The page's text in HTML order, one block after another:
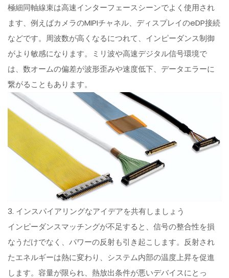
極細同軸線束は高速インターフェースシーンでよく使用され
ます、例えばカメラのMIPIチャネル、ディスプレイのeDP接続
などです。周波数が高くなるにつれて、インピーダンス制御
がより敏感になります。ミリ波や高速デジタル信号環境で
は、数オームの偏差が波形歪みや速度低下、データエラーに
繋がることもあります。
3. インスパイアリングなアイデアを共有しましょう
インピーダンスマッチングが不足すると、信号の整合性を損
なうだけでなく、パワーの反射も引き起こします。反射され
たエネルギーは熱に変わり、システム内部の温度上昇を促進
します。容量が限られ、熱放出条件が悪いデバイスにとっ